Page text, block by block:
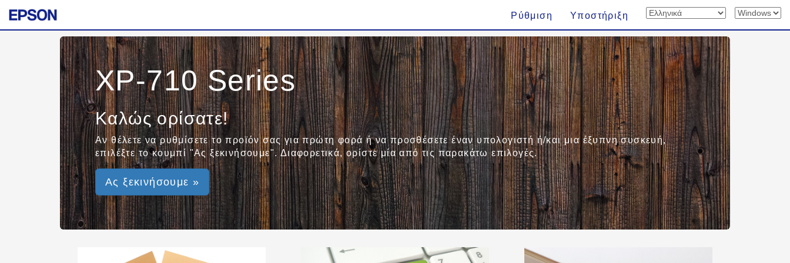
Ρύθμιση Υποστήριξη
XP-710 Series
Καλώς ορίσατε!
Αν θέλετε να ρυθμίσετε το προϊόν σας για πρώτη φορά ή να προσθέσετε έναν υπολογιστή ή/και μια έξυπνη συσκευή,
επιλέξτε το κουμπί "Ας ξεκινήσουμε". Διαφορετικά, ορίστε μία από τις παρακάτω επιλογές.
Ας ξεκινήσουμε »